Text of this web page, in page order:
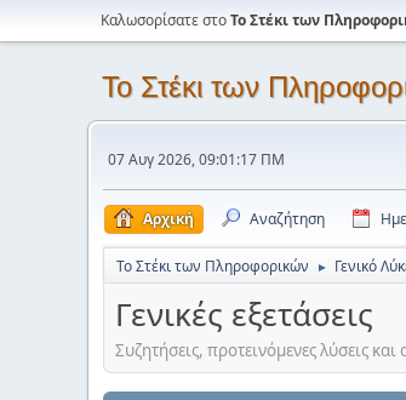
Καλωσορίσατε στοΤο Στέκι των
Το Στέκι των
07 Αυγ 2026, 09:01:17 ΠΜ
Αρχική Αναζήτηση
Το Στέκι των Πληροφορικών ► Γενικό
Γενικές εξετάσεις
Συζητήσεις, προτεινόμενες λύσεις και